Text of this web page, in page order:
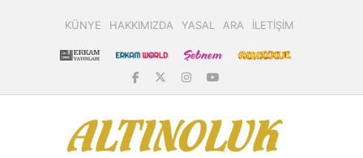
KÜNYE HAKKIMIZDA YASAL ARA İLETİŞİM